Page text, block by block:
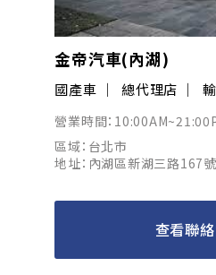
金帝汽車(內湖)
國產車 總代理店
營業時間：
區域：台北市
地址：內湖區新湖三路167
查看聯